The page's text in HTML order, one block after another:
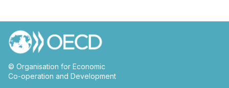
© Organisation for Economic
Co-operation and Development